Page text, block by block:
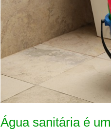
Água sanitária é